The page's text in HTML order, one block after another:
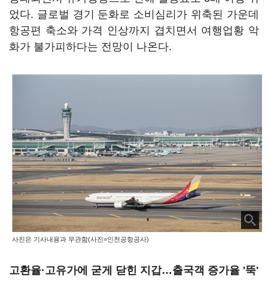
었다. 글로벌 경기 둔화로 소비심리가 위축된 가운데
항공편 축소와 가격 인상까지 겹치면서 여행업황 악
화가 불가피하다는 전망이 나온다.
사진은 기사내용과 무관함(사진=인천공항공사)
고환율·고유가에 굳게 닫힌 지갑…출국객 증가율 '뚝'